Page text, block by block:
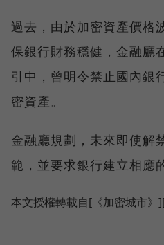
過去，由於加密資產價格
保銀行財務穩健，金融廳
引中，曾明令禁止國內銀
密資產。
金融廳規劃，未來即使解
範，並要求銀行建立相應
本文授權轉載自[《加密城市》